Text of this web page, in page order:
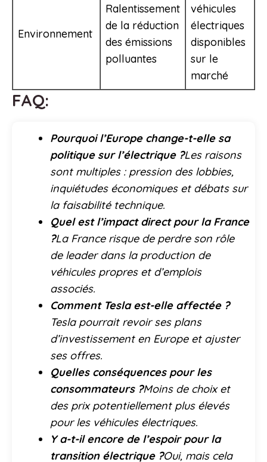
Environnement
Ralentissement
de la réduction
des émissions
polluantes
véhicules
électriques
disponibles
sur le
marché
FAQ:
Pourquoi l’Europe change-t-elle sa
politique sur l’électrique ?Les raisons
sont multiples : pression des lobbies,
inquiétudes économiques et débats sur
la faisabilité technique.
Quel est l’impact direct pour la France
?La France risque de perdre son rôle
de leader dans la production de
véhicules propres et d’emplois
associés.
Comment Tesla est-elle affectée ?
Tesla pourrait revoir ses plans
d’investissement en Europe et ajuster
ses offres.
Quelles conséquences pour les
consommateurs ?Moins de choix et
des prix potentiellement plus élevés
pour les véhicules électriques.
Y a-t-il encore de l’espoir pour la
transition électrique ?Oui, mais cela